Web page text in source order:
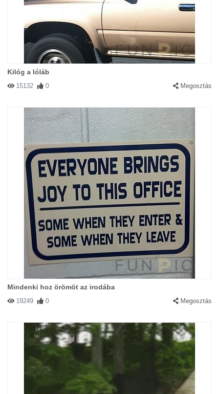
Kilóg a lóláb
15132 0 Megosztás
Mindenki hoz örömöt az irodába
19249 0 Megosztás